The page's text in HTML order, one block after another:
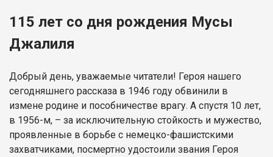
115 лет со дня рождения Мусы
Джалиля
Добрый день, уважаемые читатели! Героя нашего
сегодняшнего рассказа в 1946 году обвинили в
измене родине и пособничестве врагу. А спустя 10 лет,
в 1956-м, – за исключительную стойкость и мужество,
проявленные в борьбе с немецко-фашистскими
захватчиками, посмертно удостоили звания Героя